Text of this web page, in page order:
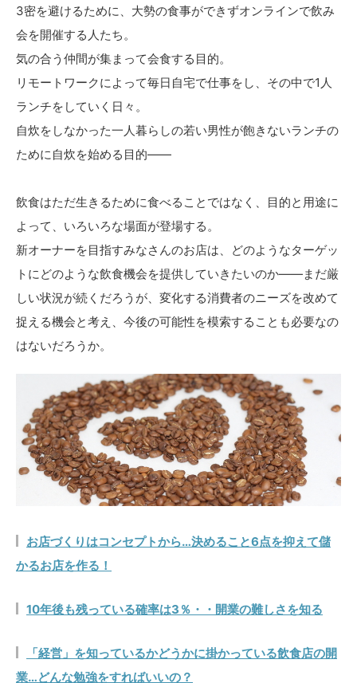
3密を避けるために、大勢の食事ができずオンラインで飲み
会を開催する人たち。
気の合う仲間が集まって会食する目的。
リモートワークによって毎日自宅で仕事をし、その中で1人
ランチをしていく日々。
自炊をしなかった一人暮らしの若い男性が飽きないランチの
ために自炊を始める目的――
飲食はただ生きるために食べることではなく、目的と用途に
よって、いろいろな場面が登場する。
新オーナーを目指すみなさんのお店は、どのようなターゲッ
トにどのような飲食機会を提供していきたいのか――まだ厳
しい状況が続くだろうが、変化する消費者のニーズを改めて
捉える機会と考え、今後の可能性を模索することも必要なの
はないだろうか。
お店づくりはコンセプトから…決めること6点を抑えて儲
かるお店を作る！
10年後も残っている確率は3％・・開業の難しさを知る
「経営」を知っているかどうかに掛かっている飲食店の開
業…どんな勉強をすればいいの？